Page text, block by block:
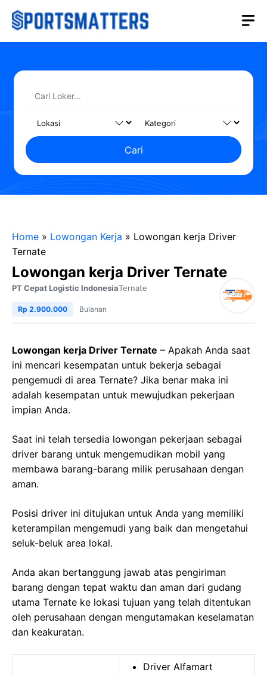
Langsung
Cari
Home » Lowongan Kerja » Lowongan kerja Driver
Ternate
Lowongan kerja Driver Ternate
PT Cepat Logistic IndonesiaTernate
Rp 2.900.000 Bulanan
Lowongan kerja Driver Ternate – Apakah Anda saat
ini mencari kesempatan untuk bekerja sebagai
pengemudi di area Ternate? Jika benar maka ini
adalah kesempatan untuk mewujudkan pekerjaan
impian Anda.
Saat ini telah tersedia lowongan pekerjaan sebagai
driver barang untuk mengemudikan mobil yang
membawa barang-barang milik perusahaan dengan
aman.
Posisi driver ini ditujukan untuk Anda yang memiliki
keterampilan mengemudi yang baik dan mengetahui
seluk-beluk area lokal.
Anda akan bertanggung jawab atas pengiriman
barang dengan tepat waktu dan aman dari gudang
utama Ternate ke lokasi tujuan yang telah ditentukan
oleh perusahaan dengan mengutamakan keselamatan
dan keakuratan.
Driver Alfamart